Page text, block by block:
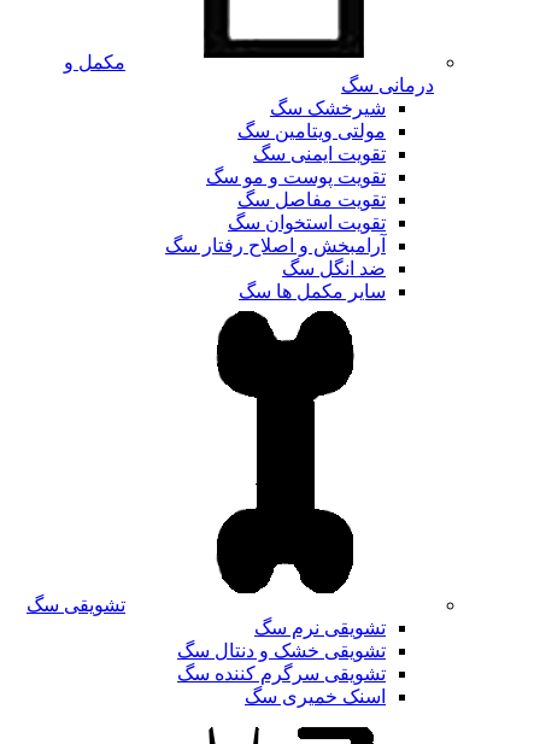
مکمل و
درمانی سگ
شیرخشک سگ
مولتی ویتامین سگ
تقویت ایمنی سگ
تقویت پوست و مو سگ
تقویت مفاصل سگ
تقویت استخوان سگ
آرامبخش و اصلاح رفتار سگ
ضد انگل سگ
سایر مکمل ها سگ
تشویقی سگ
تشویقی نرم سگ
تشویقی خشک و دنتال سگ
تشویقی سرگرم کننده سگ
اسنک خمیری سگ